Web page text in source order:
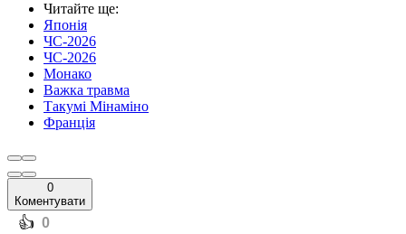
Читайте ще:
Японія
ЧС-2026
ЧС-2026
Монако
Важка травма
Такумі Мінаміно
Франція
0
Коментувати
️👍 0